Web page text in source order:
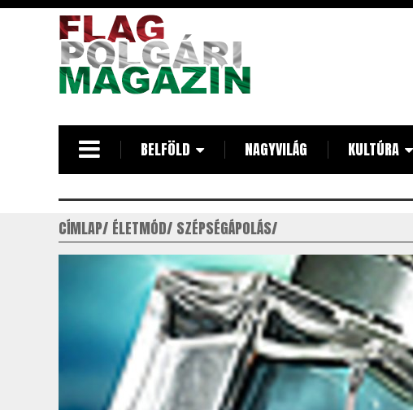
BELFÖLD NAGYVILÁG KULTÚRA
CÍMLAP ÉLETMÓD SZÉPSÉGÁPOLÁS